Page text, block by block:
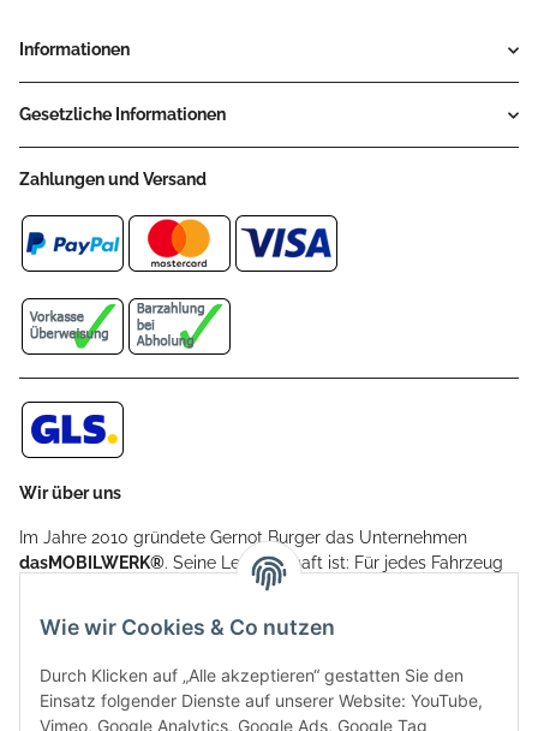
Informationen
Gesetzliche Informationen
Zahlungen und Versand
Wir über uns
Im Jahre 2010 gründete Gernot Burger das Unternehmen
dasMOBILWERK®. Seine Leidenschaft ist: Für jedes Fahrzeug
ein Car Cover anzubieten - passgenau und individuell.
Aufgrund der vielen positiven Kundenrückmeldungen kamen
weitere Produkte, wie Reifenschuhe, Hardtopständer hinzu.
Seine Reifenschoner werden in Deutschland produziert und
sind mit hochwertigen Techniken und Materialien gefertigt.
Wie wir Cookies & Co nutzen
Durch Klicken auf „Alle akzeptieren“ gestatten Sie den
Einsatz folgender Dienste auf unserer Website: YouTube,
Vimeo, Google Analytics, Google Ads, Google Tag